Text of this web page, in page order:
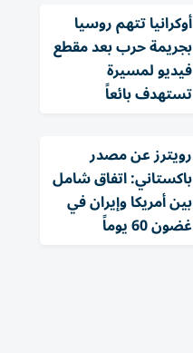
أوكرانيا تتهم روسيا
بجريمة حرب بعد مقطع
فيديو لمسيرة
تستهدف بائعاً
‏رويترز عن مصدر
باكستاني: اتفاق شامل
بين أمريكا وإيران في
غضون 60 يوماً